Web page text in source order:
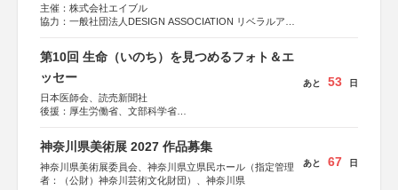
主催：株式会社エイブル
協力：一般社団法人DESIGN ASSOCIATION リベラルアー
運営：TOKYO COMPANY株式会社
第10回 生命（いのち）を見つめるフォト＆エ
ッセー
日本医師会、読売新聞社
後援：厚生労働省、文部科学省
しん生命保険株式会社
あと 53 日
神奈川県美術展 2027 作品募集
神奈川県美術展委員会、神奈川県立県民ホール（指定管理
者：（公財）神奈川芸術文化財団）、神奈川県
あと 67 日